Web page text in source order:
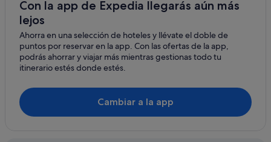
Casas de huéspedes en Ourense
Pensiones en O Picouto
O Pereiro de Aguiar hoteles
Villas en O Pereiro de Aguiar
Casas de campo en Ourense
O Picouto hoteles
Con la app de Expedia llegarás aún más
lejos
Ahorra en una selección de hoteles y llévate el doble de
puntos por reservar en la app. Con las ofertas de la app,
podrás ahorrar y viajar más mientras gestionas todo tu
itinerario estés donde estés.
Cambiar a la app